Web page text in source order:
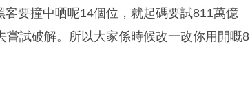
要撞中哂呢14個位，就起碼要試811萬億
試破解。所以大家係時候改一改你用開嘅8